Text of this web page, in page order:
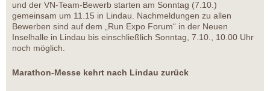
und der VN-Team-Bewerb starten am Sonntag (7.10.)
gemeinsam um 11.15 in Lindau. Nachmeldungen zu allen
Bewerben sind auf dem „Run Expo Forum“ in der Neuen
Inselhalle in Lindau bis einschließlich Sonntag, 7.10., 10.00 Uhr
noch möglich.
Marathon-Messe kehrt nach Lindau zurück